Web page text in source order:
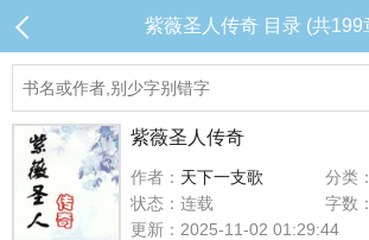
紫薇圣人传奇 目录 (共199
紫薇圣人传奇
作者： 天下一支歌
分类
状态：连载
字数
更新：2025-11-02 01:29:44